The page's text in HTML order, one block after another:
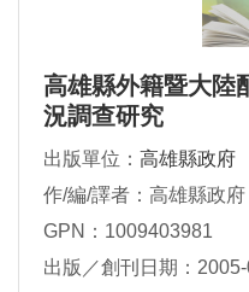
高雄縣外籍暨大陸
況調查研究
出版單位： 高雄縣政府
作/編/譯者：高雄縣政
GPN：1009403981
出版／創刊日期：